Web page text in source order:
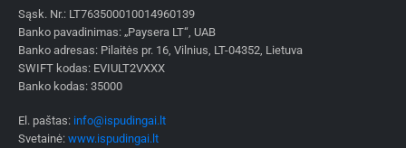
Sąsk. Nr.: LT763500010014960139
Banko pavadinimas: „Paysera LT“, UAB
Banko adresas: Pilaitės pr. 16, Vilnius, LT-04352, Lietuva
SWIFT kodas: EVIULT2VXXX
Banko kodas: 35000
El. paštas: info@ispudingai.lt
Svetainė: www.ispudingai.lt